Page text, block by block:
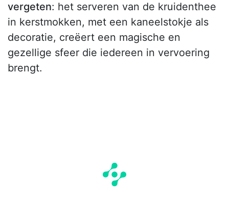
vergeten: het serveren van de kruidenthee
in kerstmokken, met een kaneelstokje als
decoratie, creëert een magische en
gezellige sfeer die iedereen in vervoering
brengt.